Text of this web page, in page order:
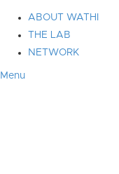
ABOUT WATHI
THE LAB
NETWORK
Menu